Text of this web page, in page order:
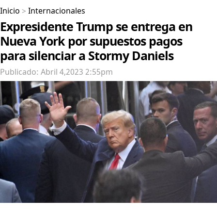
Inicio > Internacionales
Expresidente Trump se entrega en
Nueva York por supuestos pagos
para silenciar a Stormy Daniels
Publicado: Abril 4,2023 2:55pm